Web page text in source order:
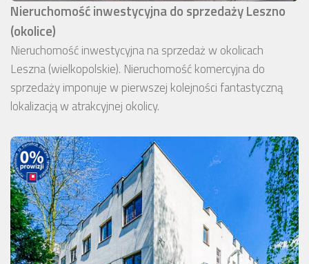
Nieruchomość inwestycyjna do sprzedaży Leszno
(okolice)
Nieruchomość inwestycyjna na sprzedaż w okolicach
Leszna (wielkopolskie). Nieruchomość komercyjna do
sprzedaży imponuje w pierwszej kolejności fantastyczną
lokalizacją w atrakcyjnej okolicy.